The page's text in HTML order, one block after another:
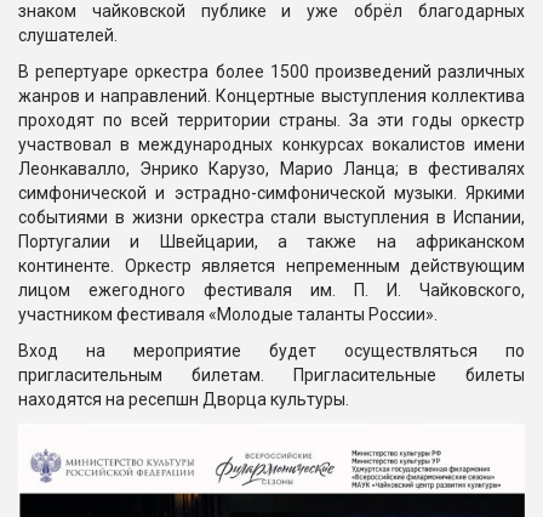
знаком чайковской публике и уже обрёл благодарных
слушателей.
В репертуаре оркестра более 1500 произведений различных
жанров и направлений. Концертные выступления коллектива
проходят по всей территории страны. За эти годы оркестр
участвовал в международных конкурсах вокалистов имени
Леонкавалло, Энрико Карузо, Марио Ланца; в фестивалях
симфонической и эстрадно-симфонической музыки. Яркими
событиями в жизни оркестра стали выступления в Испании,
Португалии и Швейцарии, а также на африканском
континенте. Оркестр является непременным действующим
лицом ежегодного фестиваля им. П. И. Чайковского,
участником фестиваля «Молодые таланты России».
Вход на мероприятие будет осуществляться по
пригласительным билетам. Пригласительные билеты
находятся на ресепшн Дворца культуры.